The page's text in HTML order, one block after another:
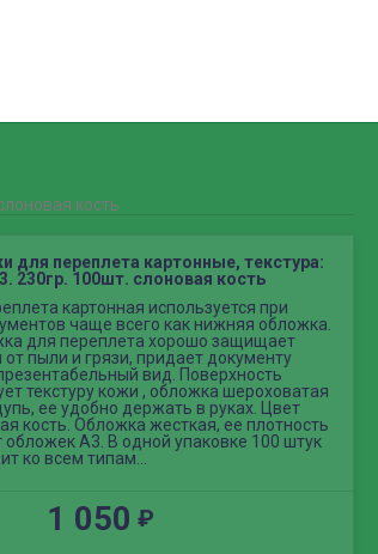
кость
для переплета картонные, текстура:
230гр. 100шт. слоновая кость
картонная используется при
чаще всего как нижняя обложка.
для переплета хорошо защищает
пыли и грязи, придает документу
вид. Поверхность
текстуру кожи , обложка шероховатая
ее удобно держать в руках. Цвет
кость. Обложка жесткая, ее плотность
А3. В одной упаковке 100 штук
ко всем типам...
1 050 ₽